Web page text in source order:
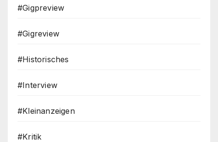
#Gigpreview
#Gigreview
#Historisches
#Interview
#Kleinanzeigen
#Kritik